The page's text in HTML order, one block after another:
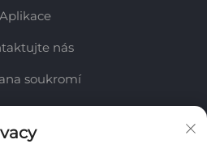
Aplikace
nás
soukromí